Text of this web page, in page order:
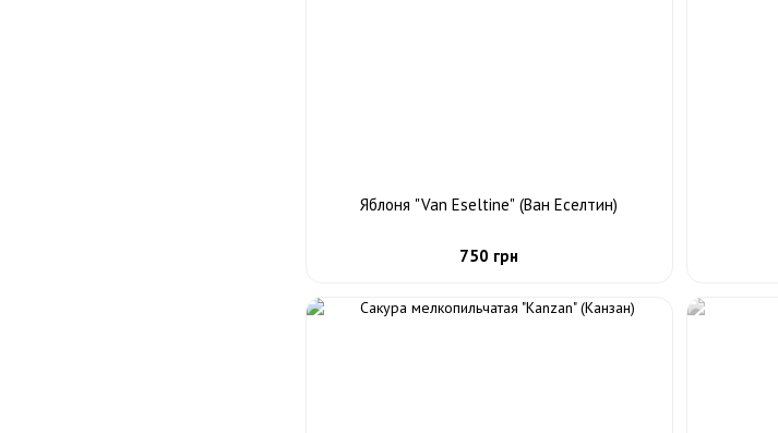
Яблоня "Van Eseltine" (Ван Еселтин)
750 грн